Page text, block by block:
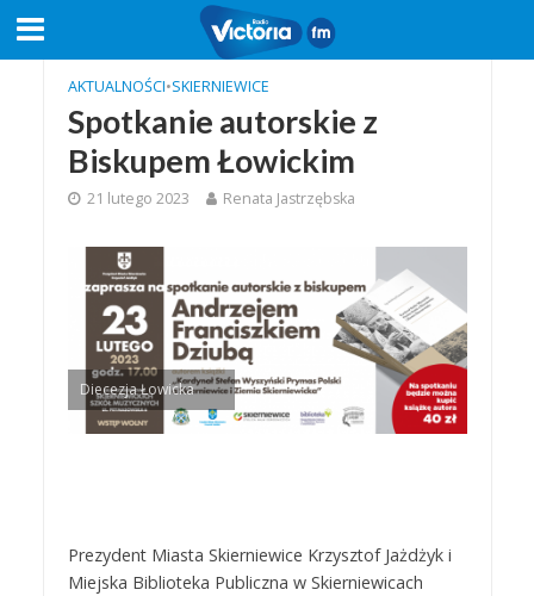
AKTUALNOŚCI•SKIERNIEWICE
Spotkanie autorskie z
Biskupem Łowickim
21 lutego 2023 Renata Jastrzębska
Diecezja Łowicka
Prezydent Miasta Skierniewice Krzysztof Jażdżyk i
Miejska Biblioteka Publiczna w Skierniewicach